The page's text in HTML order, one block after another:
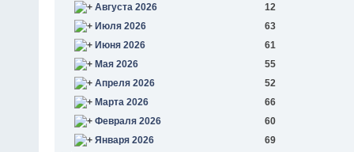
Августа 2026
12
Июля 2026
63
Июня 2026
61
Мая 2026
55
Апреля 2026
52
Марта 2026
66
Февраля 2026
60
Января 2026
69